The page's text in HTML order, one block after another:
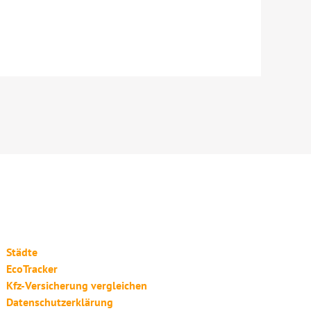
Städte
EcoTracker
Kfz-Versicherung vergleichen
Datenschutzerklärung